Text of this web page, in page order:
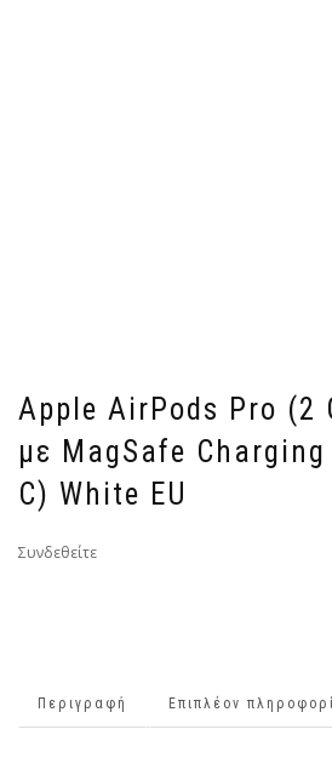
Apple AirPods Pro (2
με MagSafe Charging
C) White EU
Συνδεθείτε
Περιγραφή Επιπλέον